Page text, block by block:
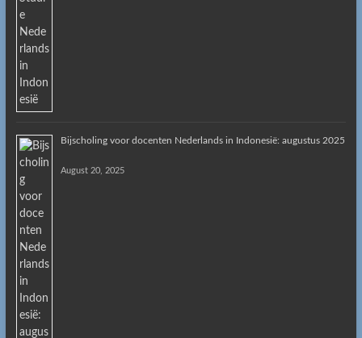
Bijscholing voor docenten Nederlands in Indonesië: augustus 2025
August 20, 2025